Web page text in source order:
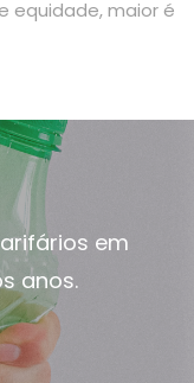
equidade, maior é
em
anos.